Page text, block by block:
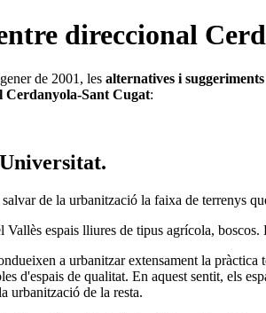
direccional
de 2001, les alternatives i suggeriments
Cerdanyola-Sant Cugat:
de la urbanització la faixa de terrenys
espais lliures de tipus agrícola,
a urbanitzar extensament la
d'espais de qualitat. En aquest sentit, els
urbanització de la resta.